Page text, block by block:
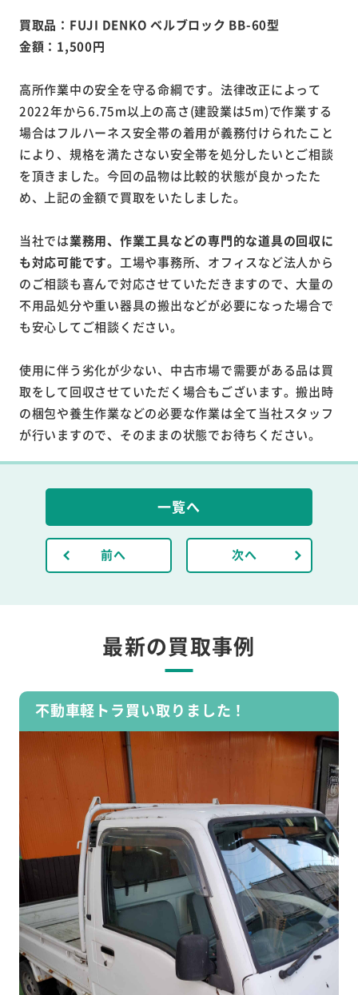
買取品：FUJI DENKO ベルブロック BB-60型
金額：1,500円
高所作業中の安全を守る命綱です。法律改正によって
2022年から6.75m以上の高さ(建設業は5m)で作業する
場合はフルハーネス安全帯の着用が義務付けられたこと
により、規格を満たさない安全帯を処分したいとご相談
を頂きました。今回の品物は比較的状態が良かったた
め、上記の金額で買取をいたしました。
当社では業務用、作業工具などの専門的な道具の回収に
も対応可能です。 工場や事務所、オフィスなど法人から
のご相談も喜んで対応させていただきますので、大量の
不用品処分や重い器具の搬出などが必要になった場合で
も安心してご相談ください。
使用に伴う劣化が少ない、中古市場で需要がある品は買
取をして回収させていただく場合もございます。搬出時
の梱包や養生作業などの必要な作業は全て当社スタッフ
が行いますので、そのままの状態でお待ちください。
前へ
一覧へ
次へ
最新の買取事例
不動車軽トラ買い取りました！